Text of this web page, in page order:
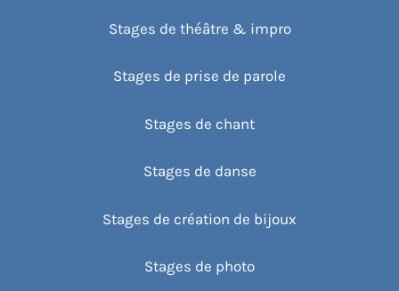
Stages de théâtre & impro
Stages de prise de parole
Stages de chant
Stages de danse
Stages de création de bijoux
Stages de photo